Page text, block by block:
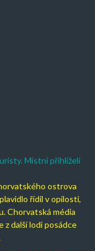
Místní přihlíželi
ostrova
řídil v opilosti,
Chorvatská média
z další lodi posádce